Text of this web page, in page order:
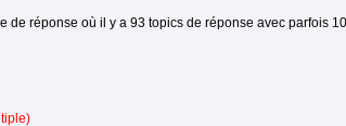
de réponse où il y a 93 topics de réponse avec parfois